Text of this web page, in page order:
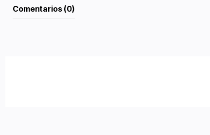
Comentarios (0)